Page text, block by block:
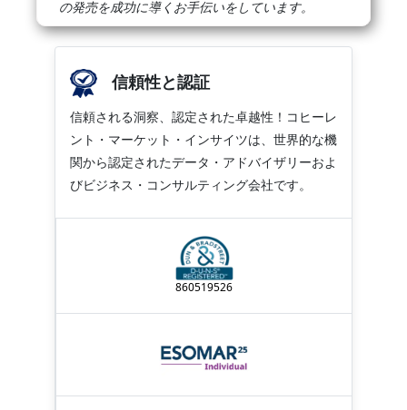
の発売を成功に導くお手伝いをしています。
信頼性と認証
信頼される洞察、認定された卓越性！コヒーレ
ント・マーケット・インサイツは、世界的な機
関から認定されたデータ・アドバイザリーおよ
びビジネス・コンサルティング会社です。
860519526